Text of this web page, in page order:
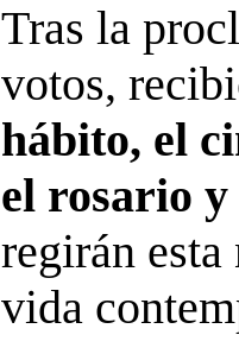
Tras la
votos,
hábito, el
el rosario y
regirán
vida